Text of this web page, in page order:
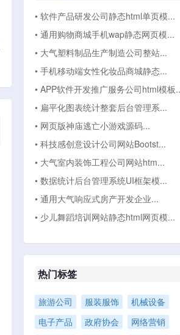
• 软件产品研发公司静态html单页模...
• 通用购物商城手机wap静态网页模...
• 大气塑料制品生产制造公司整站...
• 手机移动端女性化妆品商城静态...
• APP软件开发推广服务公司html模板
• 扁平化图表统计整套后台管理系...
• 网页版神庙逃亡小游戏源码...
• 科技感创意设计公司网站Bootst...
• 大气室内装饰工程公司网站htm...
• 数据统计后台管理系统UI框架模...
• 通用大气响应式房产开发企业...
• 少儿舞蹈培训网站静态html网页模...
热门标签
旅游公司 服装服饰
机械设备
电子产品
政府协会
网络营销